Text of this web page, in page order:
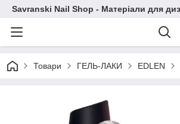
Savranski Nail Shop - Матеріали для
Товари ГЕЛЬ-ЛАКИ EDLEN